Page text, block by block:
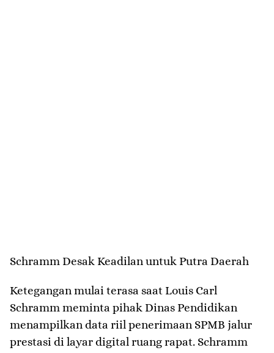
​Schramm Desak Keadilan untuk Putra Daerah
​Ketegangan mulai terasa saat Louis Carl
Schramm meminta pihak Dinas Pendidikan
menampilkan data riil penerimaan SPMB jalur
prestasi di layar digital ruang rapat. Schramm